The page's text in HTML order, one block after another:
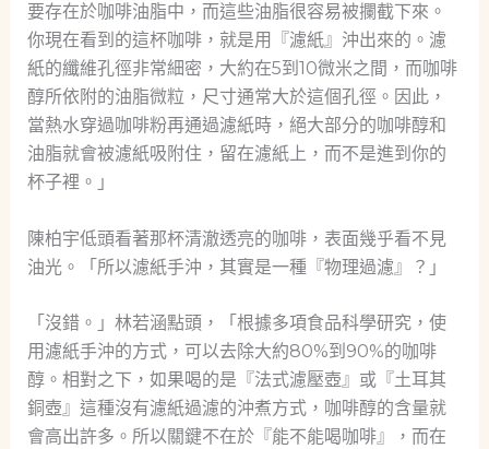
要存在於咖啡油脂中，而這些油脂很容易被攔截下來。
你現在看到的這杯咖啡，就是用『濾紙』沖出來的。濾
紙的纖維孔徑非常細密，大約在5到10微米之間，而咖啡
醇所依附的油脂微粒，尺寸通常大於這個孔徑。因此，
當熱水穿過咖啡粉再通過濾紙時，絕大部分的咖啡醇和
油脂就會被濾紙吸附住，留在濾紙上，而不是進到你的
杯子裡。」
陳柏宇低頭看著那杯清澈透亮的咖啡，表面幾乎看不見
油光。「所以濾紙手沖，其實是一種『物理過濾』？」
「沒錯。」林若涵點頭，「根據多項食品科學研究，使
用濾紙手沖的方式，可以去除大約80%到90%的咖啡
醇。相對之下，如果喝的是『法式濾壓壺』或『土耳其
銅壺』這種沒有濾紙過濾的沖煮方式，咖啡醇的含量就
會高出許多。所以關鍵不在於『能不能喝咖啡』，而在